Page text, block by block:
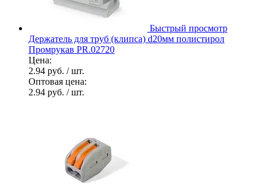
Быстрый просмотр
Держатель для труб (клипса) d20мм полистирол
Промрукав PR.02720
Цена:
2.94 руб. / шт.
Оптовая цена:
2.94 руб. / шт.